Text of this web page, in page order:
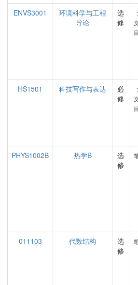
ENVS3001
环境科学与工程
导论
选
修
HS1501
科技写作与表达
必
修
PHYS1002B
热学B
选
修
011103
代数结构
选
修